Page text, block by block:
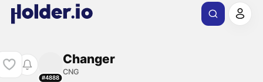
#4888
Changer
CNG